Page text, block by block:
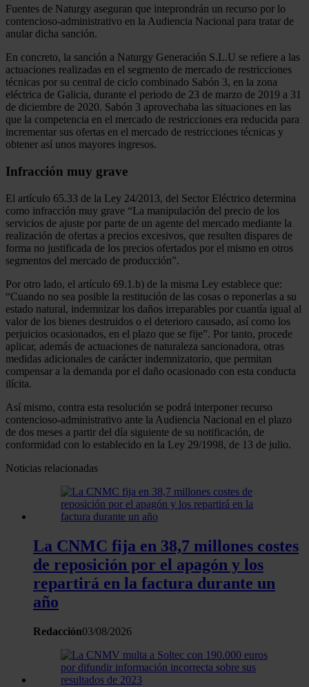
Fuentes de Naturgy aseguran que inteprondrán un recurso por lo
contencioso-administrativo en la Audiencia Nacional para tratar de
anular dicha sanción.
En concreto, la sanción a Naturgy Generación S.L.U se refiere a las
actuaciones realizadas en el segmento de mercado de restricciones
técnicas por su central de ciclo combinado Sabón 3, en la zona
eléctrica de Galicia, durante el periodo de 23 de marzo de 2019 a 31
de diciembre de 2020. Sabón 3 aprovechaba las situaciones en las
que la competencia en el mercado de restricciones era reducida para
incrementar sus ofertas en el mercado de restricciones técnicas y
obtener así unos mayores ingresos.
Infracción muy grave
El artículo 65.33 de la Ley 24/2013, del Sector Eléctrico determina
como infracción muy grave “La manipulación del precio de los
servicios de ajuste por parte de un agente del mercado mediante la
realización de ofertas a precios excesivos, que resulten dispares de
forma no justificada de los precios ofertados por el mismo en otros
segmentos del mercado de producción”.
Por otro lado, el artículo 69.1.b) de la misma Ley establece que:
“Cuando no sea posible la restitución de las cosas o reponerlas a su
estado natural, indemnizar los daños irreparables por cuantía igual al
valor de los bienes destruidos o el deterioro causado, así como los
perjuicios ocasionados, en el plazo que se fije”. Por tanto, procede
aplicar, además de actuaciones de naturaleza sancionadora, otras
medidas adicionales de carácter indemnizatorio, que permitan
compensar a la demanda por el daño ocasionado con esta conducta
ilícita.
Así mismo, contra esta resolución se podrá interponer recurso
contencioso-administrativo ante la Audiencia Nacional en el plazo
de dos meses a partir del día siguiente de su notificación, de
conformidad con lo establecido en la Ley 29/1998, de 13 de julio.
Noticias relacionadas
La CNMC fija en 38,7 millones costes
de reposición por el apagón y los
repartirá en la factura durante un
año
Redacción03/08/2026